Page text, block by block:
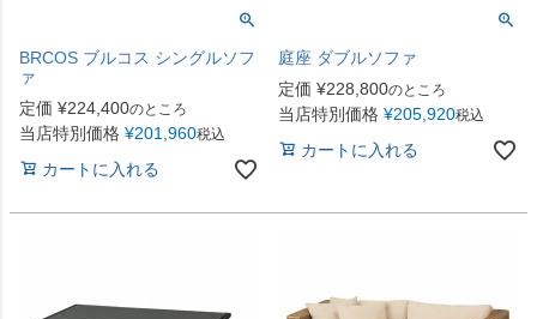
BRCOS ブルコス シングルソフ
ァ
定価 ¥224,400のところ
当店特別価格 ¥201,960税込
カートに入れる
庭座 ダブルソファ
定価 ¥228,800のところ
当店特別価格 ¥205,920税込
カートに入れる